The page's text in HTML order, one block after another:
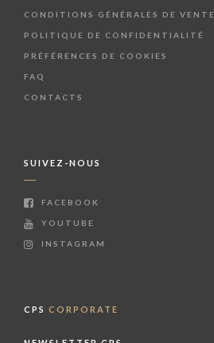
CONDITIONS GÉNÉRALES DE VENTE
POLITIQUE DE CONFIDENTIALITÉ
PRÉFÉRENCES DE COOKIES
FAQ
CONTACTS
SUIVEZ-NOUS
FACEBOOK
YOUTUBE
INSTAGRAM
CPS CORPORATE